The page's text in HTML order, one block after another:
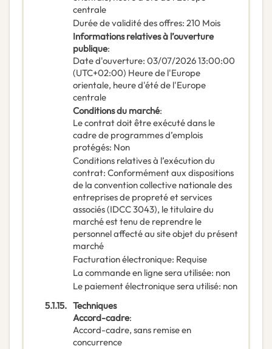
centrale
Durée de validité des offres: 210 Mois
Informations relatives à l’ouverture
publique:
Date d'ouverture: 03/07/202613:00:00
(UTC+02:00) Heure de l'Europe
orientale, heure d'été de l'Europe
centrale
Conditions du marché:
Le contrat doit être exécuté dans le
cadre de programmes d’emplois
protégés: Non
Conditions relatives à l’exécution du
contrat: Conformément aux dispositions
de la convention collective nationale des
entreprises de propreté et services
associés (IDCC 3043), le titulaire du
marché est tenu de reprendre le
personnel affecté au site objet du présent
marché
Facturation électronique: Requise
La commande en ligne sera utilisée: non
Le paiement électronique sera utilisé: non
5.1.15. Techniques
Accord-cadre:
Accord-cadre, sans remise en
concurrence